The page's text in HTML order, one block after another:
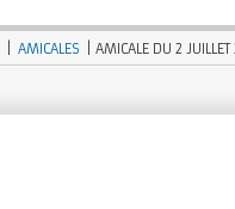
AMICALES | AMICALE DU 2